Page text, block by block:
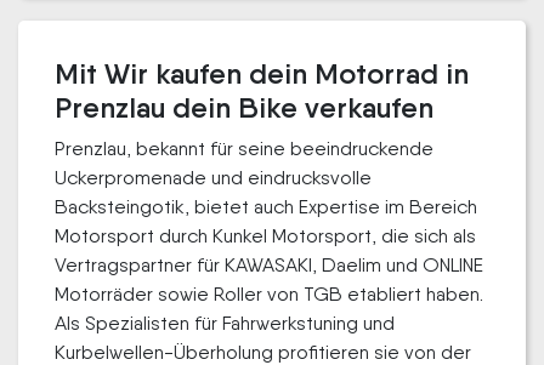
Mit Wir kaufen dein Motorrad in
Prenzlau dein Bike verkaufen
Prenzlau, bekannt für seine beeindruckende
Uckerpromenade und eindrucksvolle
Backsteingotik, bietet auch Expertise im Bereich
Motorsport durch Kunkel Motorsport, die sich als
Vertragspartner für KAWASAKI, Daelim und ONLINE
Motorräder sowie Roller von TGB etabliert haben.
Als Spezialisten für Fahrwerkstuning und
Kurbelwellen-Überholung profitieren sie von der